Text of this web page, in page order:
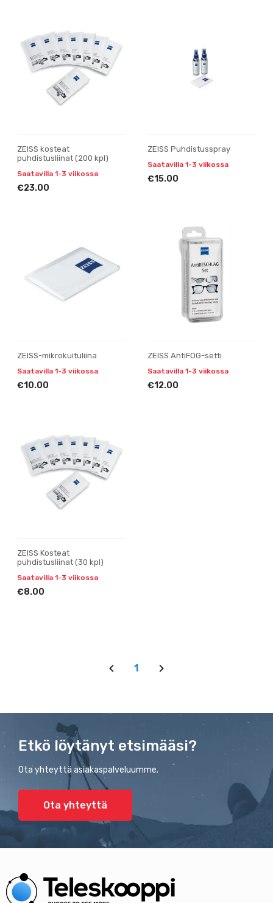
ZEISS kosteat
puhdistusliinat (200 kpl)
Saatavilla 1-3 viikossa
€23.00
ZEISS Puhdistusspray
Saatavilla 1-3 viikossa
€15.00
ZEISS-mikrokuituliina
Saatavilla 1-3 viikossa
€10.00
ZEISS AntiFOG-setti
Saatavilla 1-3 viikossa
€12.00
ZEISS Kosteat
puhdistusliinat (30 kpl)
Saatavilla 1-3 viikossa
€8.00
1
Etkö löytänyt etsimääsi?
Ota yhteyttä asiakaspalveluumme.
Ota yhteyttä